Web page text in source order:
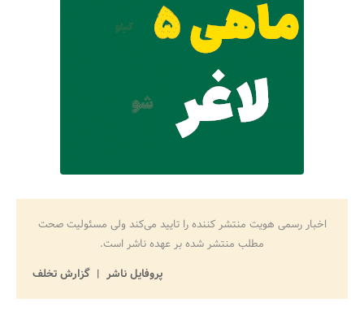
اخبار رسمی هویت منتشر کننده را تایید می‌کند ولی مسئولیت صحت
مطلب منتشر شده بر عهده ناشر است.
پروفایل ناشر
گزارش تخلف